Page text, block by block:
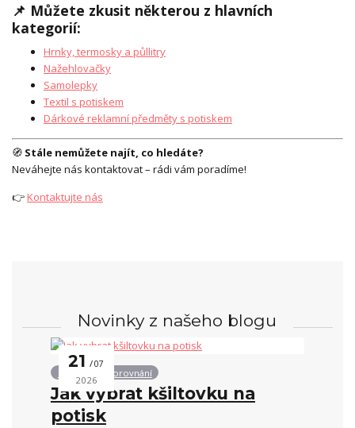
📌 Můžete zkusit některou z hlavních
kategorií:
Hrnky, termosky a půllitry
Nažehlovačky
Samolepky
Textil s potiskem
Dárkové reklamní předměty s potiskem
🧭 Stále nemůžete najít, co hledáte?
Neváhejte nás kontaktovat – rádi vám poradíme!
👉 Kontaktujte nás
Novinky z našeho blogu
21 07
2026
Produkty a porovnání
Jak vybrat kšiltovku na
potisk